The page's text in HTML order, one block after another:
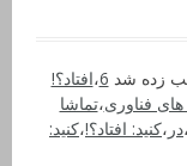
زده شد 6،افتاد؟!
های فناوری،تماشا
،در ،کنید: افتاد؟!،کنید: